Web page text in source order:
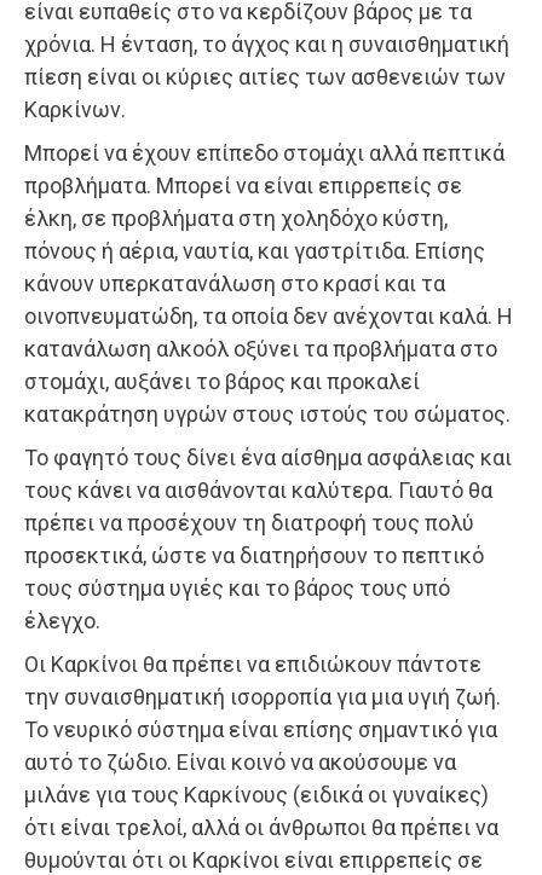
είναι ευπαθείς στο να κερδίζουν βάρος με τα
χρόνια. Η ένταση, το άγχος και η συναισθηματική
πίεση είναι οι κύριες αιτίες των ασθενειών των
Καρκίνων.
Μπορεί να έχουν επίπεδο στομάχι αλλά πεπτικά
προβλήματα. Μπορεί να είναι επιρρεπείς σε
έλκη, σε προβλήματα στη χοληδόχο κύστη,
πόνους ή αέρια, ναυτία, και γαστρίτιδα. Επίσης
κάνουν υπερκατανάλωση στο κρασί και τα
οινοπνευματώδη, τα οποία δεν ανέχονται καλά. Η
κατανάλωση αλκοόλ οξύνει τα προβλήματα στο
στομάχι, αυξάνει το βάρος και προκαλεί
κατακράτηση υγρών στους ιστούς του σώματος.
Το φαγητό τους δίνει ένα αίσθημα ασφάλειας και
τους κάνει να αισθάνονται καλύτερα. Γιαυτό θα
πρέπει να προσέχουν τη διατροφή τους πολύ
προσεκτικά, ώστε να διατηρήσουν το πεπτικό
τους σύστημα υγιές και το βάρος τους υπό
έλεγχο.
Οι Καρκίνοι θα πρέπει να επιδιώκουν πάντοτε
την συναισθηματική ισορροπία για μια υγιή ζωή.
Το νευρικό σύστημα είναι επίσης σημαντικό για
αυτό το ζώδιο. Είναι κοινό να ακούσουμε να
μιλάνε για τους Καρκίνους (ειδικά οι γυναίκες)
ότι είναι τρελοί, αλλά οι άνθρωποι θα πρέπει να
θυμούνται ότι οι Καρκίνοι είναι επιρρεπείς σε